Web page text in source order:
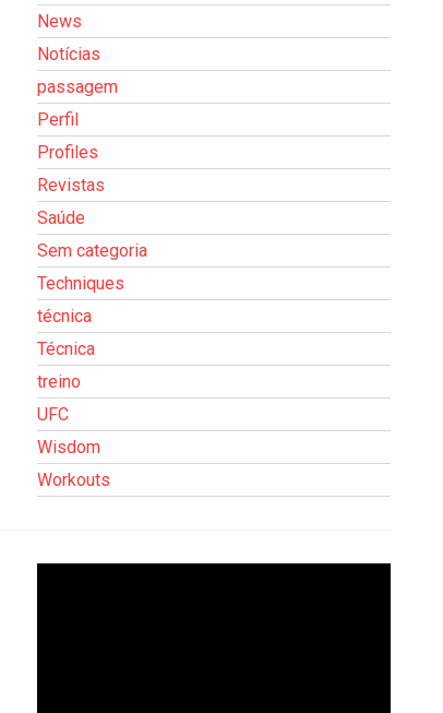
News
Notícias
passagem
Perfil
Profiles
Revistas
Saúde
Sem categoria
Techniques
técnica
Técnica
treino
UFC
Wisdom
Workouts